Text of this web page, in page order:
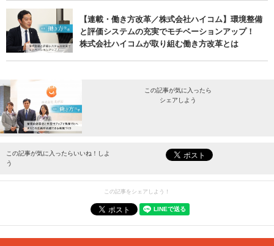
【連載・働き方改革／株式会社ハイコム】環境整備
と評価システムの充実でモチベーションアップ！
株式会社ハイコムが取り組む働き方改革とは
この記事が気に入ったら
シェアしよう
最新情報をお届けします。
この記事が気に入ったらいいね！しよ
う
この記事をシェアしよう！